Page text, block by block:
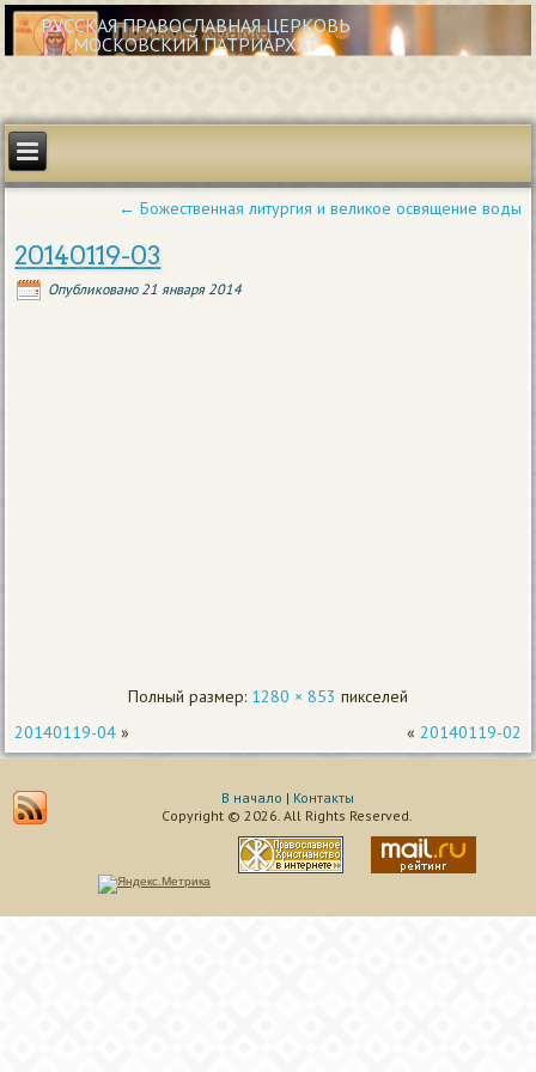
РУССКАЯ ПРАВОСЛАВНАЯ ЦЕРКОВЬ
МОСКОВСКИЙ ПАТРИАРХАТ
← Божественная литургия и великое освящение воды
20140119-03
Опубликовано 21 января 2014
Полный размер: 1280 × 853 пикселей
20140119-04 » « 20140119-02
В начало | Контакты
Copyright © 2026. All Rights Reserved.